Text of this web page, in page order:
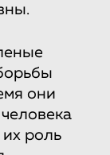
они
их роль